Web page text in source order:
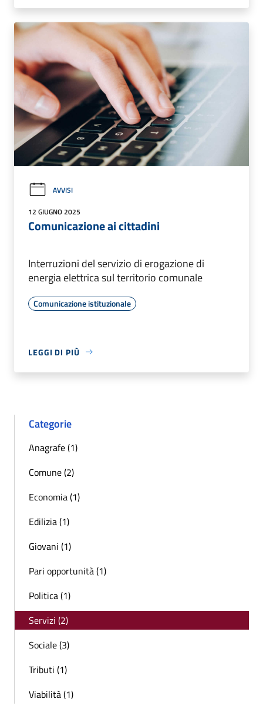
AVVISI
12 GIUGNO 2025
Comunicazione ai cittadini
Interruzioni del servizio di erogazione di
energia elettrica sul territorio comunale
Comunicazione istituzionale
LEGGI DI PIÙ
Categorie
Anagrafe (1)
Comune (2)
Economia (1)
Edilizia (1)
Giovani (1)
Pari opportunità (1)
Politica (1)
Servizi (2)
Sociale (3)
Tributi (1)
Viabilità (1)